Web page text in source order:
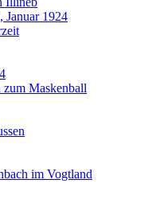
Januar 1924
Maskenball
im Vogtland